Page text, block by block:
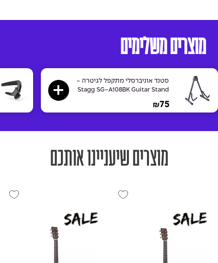
מוצרים משלימים
סטנד אוניברסלי מתקפל לגיטרה -
Stagg SG-A108BK Guitar Stand
₪75
מוצרים שיעניינו אותכם